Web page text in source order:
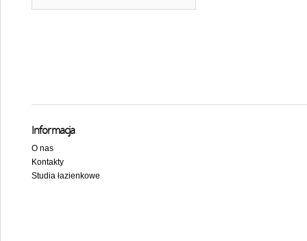
Informacja
O nas
Kontakty
Studia łazienkowe